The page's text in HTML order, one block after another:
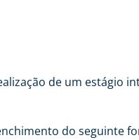
de um estágio
do seguinte